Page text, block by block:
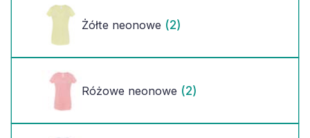
Żółte neonowe (2)
Różowe neonowe (2)